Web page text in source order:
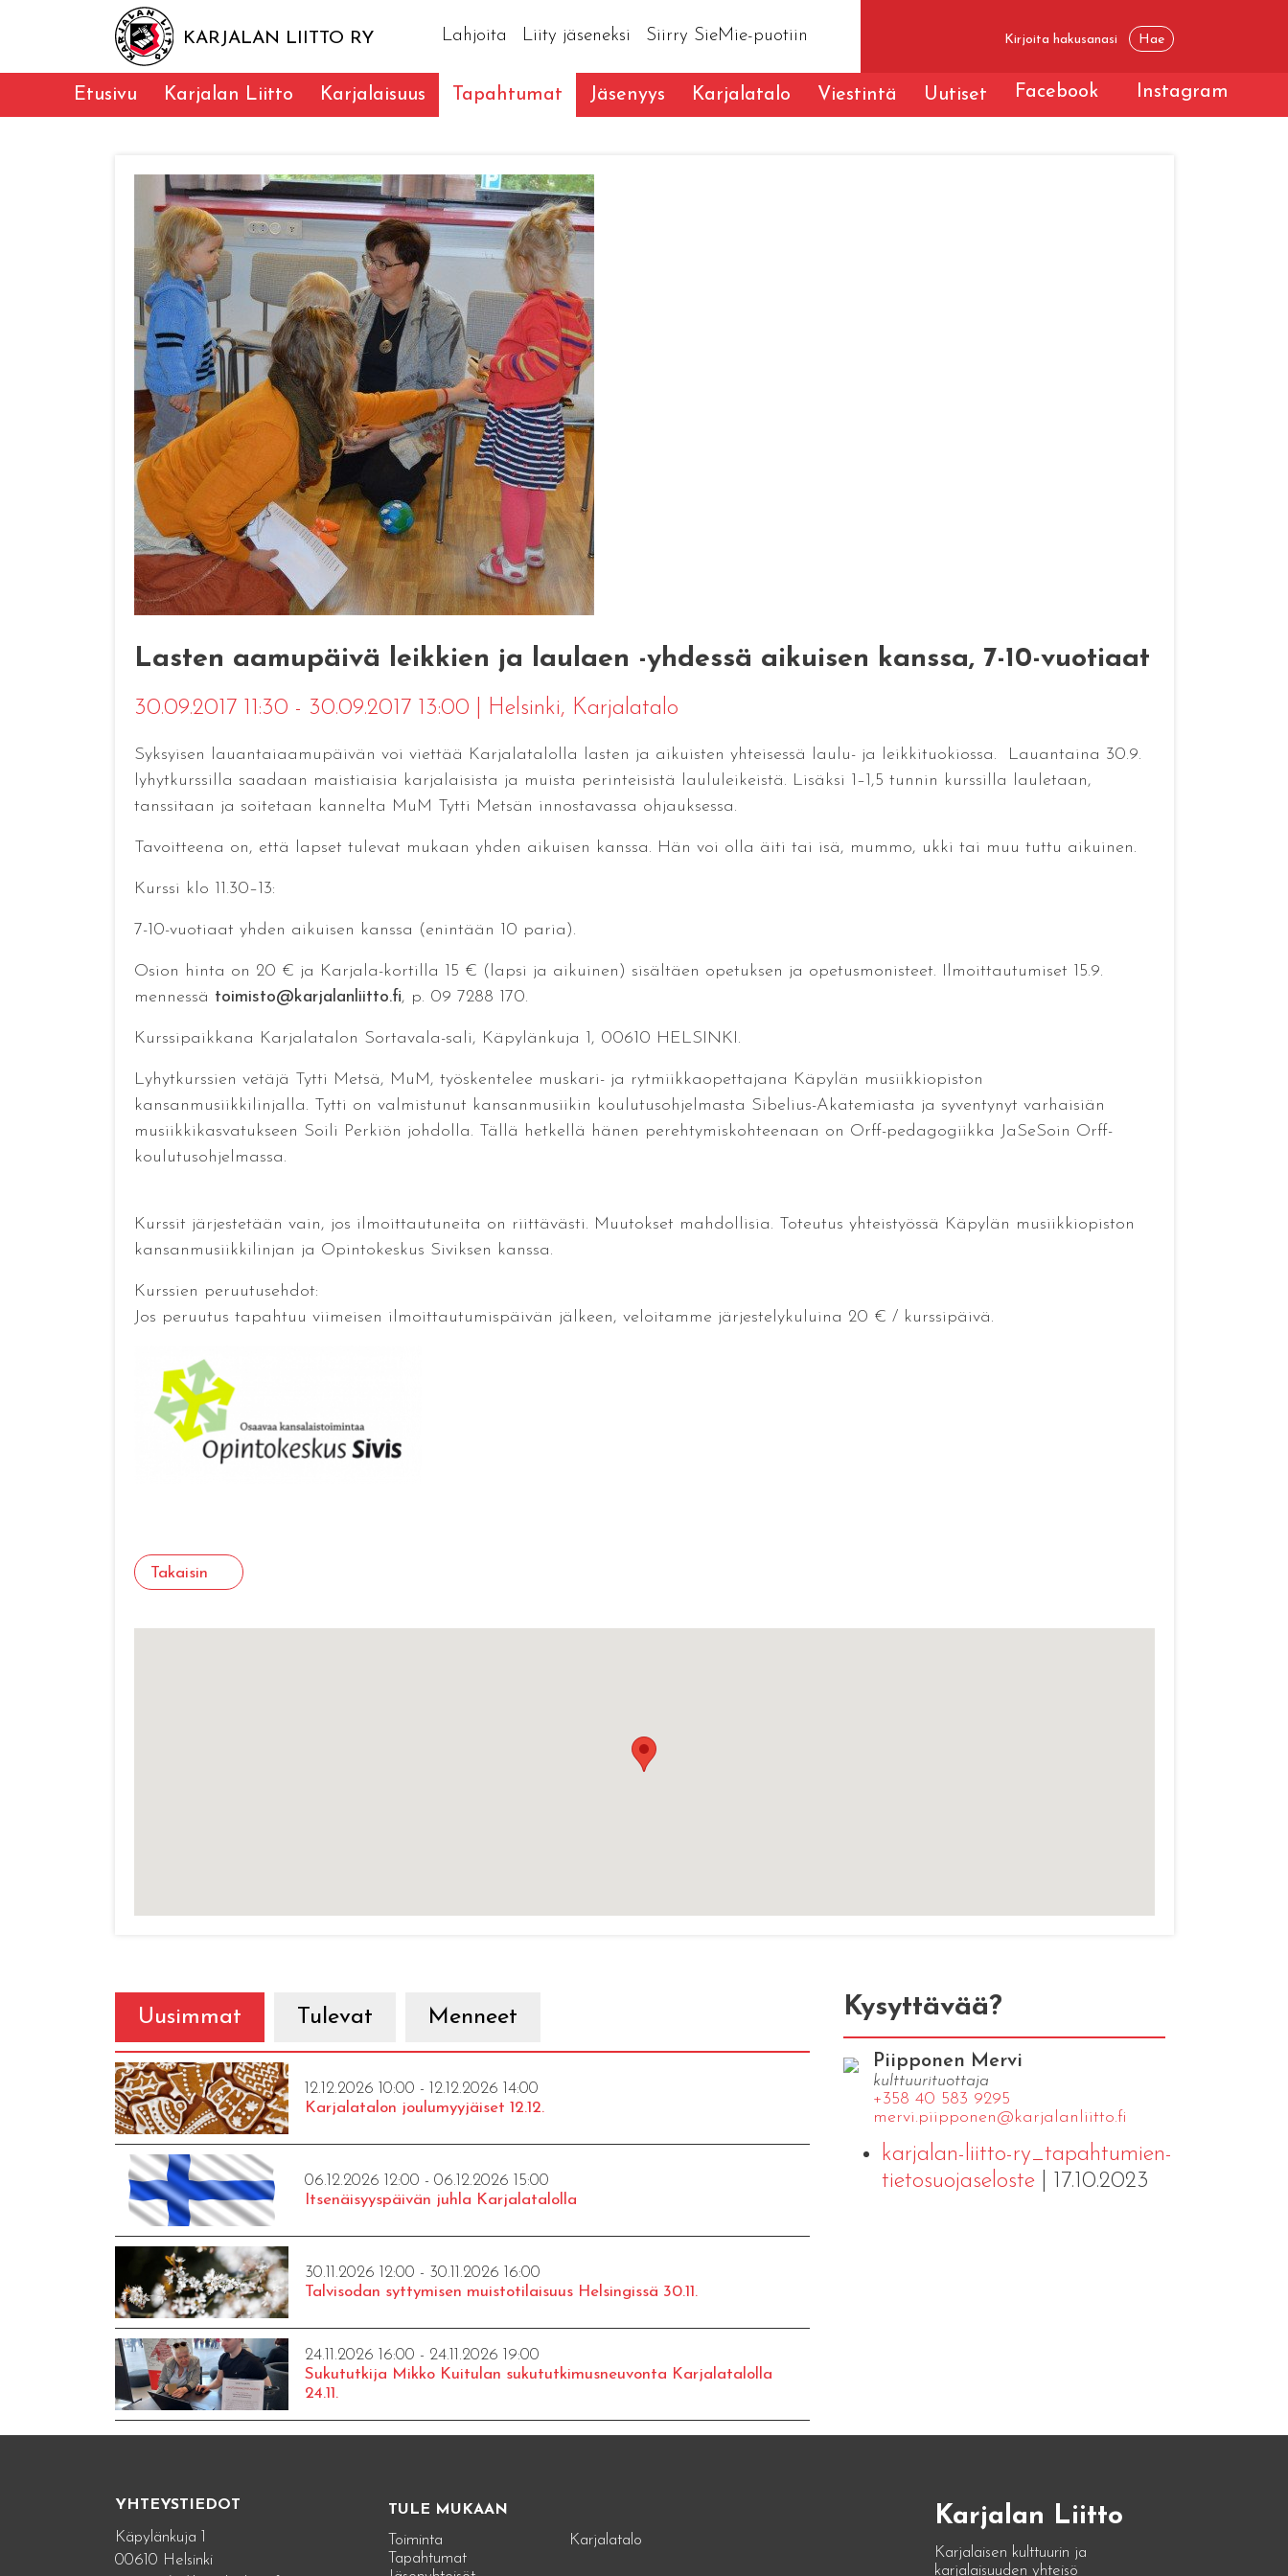
KARJALAN LIITTO RY Lahjoita Liity jäseneksi Siirry SieMie-puotiin
Etusivu Karjalan Liitto Karjalaisuus Tapahtumat Jäsenyys Karjalatalo Viestintä Uutiset Facebook Instagram
Lasten aamupäivä leikkien ja laulaen -yhdessä aikuisen kanssa, 7-10-vuotiaat
30.09.2017 11:30 - 30.09.2017 13:00 Helsinki, Karjalatalo
Syksyisen lauantaiaamupäivän voi viettää Karjalatalolla lasten ja aikuisten yhteisessä laulu- ja leikkituokiossa. Lauantaina 30.9.
lyhytkurssilla saadaan maistiaisia karjalaisista ja muista perinteisistä laululeikeistä. Lisäksi 1–1,5 tunnin kurssilla lauletaan,
tanssitaan ja soitetaan kannelta MuM Tytti Metsän innostavassa ohjauksessa.
Tavoitteena on, että lapset tulevat mukaan yhden aikuisen kanssa. Hän voi olla äiti tai isä, mummo, ukki tai muu tuttu aikuinen.
Kurssi klo 11.30–13:
7-10-vuotiaat yhden aikuisen kanssa (enintään 10 paria).
Osion hinta on 20 € ja Karjala-kortilla 15 € (lapsi ja aikuinen) sisältäen opetuksen ja opetusmonisteet. Ilmoittautumiset 15.9.
mennessä toimisto@karjalanliitto.fi, p. 09 7288 170.
Kurssipaikkana Karjalatalon Sortavala-sali, Käpylänkuja 1, 00610 HELSINKI.
Lyhytkurssien vetäjä Tytti Metsä, MuM, työskentelee muskari- ja rytmiikkaopettajana Käpylän musiikkiopiston
kansanmusiikkilinjalla. Tytti on valmistunut kansanmusiikin koulutusohjelmasta Sibelius-Akatemiasta ja syventynyt varhaisiän
musiikkikasvatukseen Soili Perkiön johdolla. Tällä hetkellä hänen perehtymiskohteenaan on Orff-pedagogiikka JaSeSoin Orff-
koulutusohjelmassa.
Kurssit järjestetään vain, jos ilmoittautuneita on riittävästi. Muutokset mahdollisia. Toteutus yhteistyössä Käpylän musiikkiopiston
kansanmusiikkilinjan ja Opintokeskus Siviksen kanssa.
Kurssien peruutusehdot:
Jos peruutus tapahtuu viimeisen ilmoittautumispäivän jälkeen, veloitamme järjestelykuluina 20 € / kurssipäivä.
Takaisin
Uusimmat Tulevat Menneet
12.12.2026 10:00 - 12.12.2026 14:00
Karjalatalon joulumyyjäiset 12.12.
06.12.2026 12:00 - 06.12.2026 15:00
Itsenäisyyspäivän juhla Karjalatalolla
30.11.2026 12:00 - 30.11.2026 16:00
Talvisodan syttymisen muistotilaisuus Helsingissä 30.11.
24.11.2026 16:00 - 24.11.2026 19:00
Sukututkija Mikko Kuitulan sukututkimusneuvonta Karjalatalolla
24.11.
Kysyttävää?
Piipponen Mervi
kulttuurituottaja
+358 40 583 9295
mervi.​piipponen@​kar​jala​nlii​tto.​fi
karjalan-liitto-ry_tapahtumien-
tietosuojaseloste| 17.10.2023
YHTEYSTIEDOT
Käpylänkuja 1
00610 Helsinki
TULE MUKAAN
Toiminta
Tapahtumat
Karjalatalo
Karjalan Liitto
Karjalaisen kulttuurin ja
karjalaisuuden yhteisö